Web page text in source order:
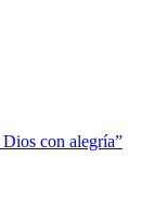
con alegría”